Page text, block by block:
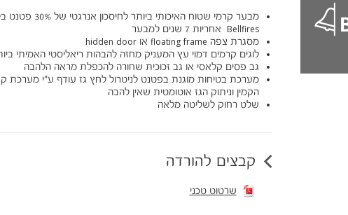
מבער קרמי שטוח האיכותי ביותר
Bellfires אחריות 7 שנים למבער
מסגרת צפה floating frame או hidden door
לוגים קרמים דמוי עץ המעניק מחזה להבהות ריאליסטי האמיתי
גב פסים קלאסי או גב זכוכית שחורה להכפלת מראה הלהבה
מערכת בטיחות מוגנת בפטנט לניטרול לחץ גז עודף ע"י מערכת
הקמין וניתוק הגז אוטומטית שאין להבה
שלט רחוק לשליטה מלאה
קבצים להורדה
שרטוט טכני